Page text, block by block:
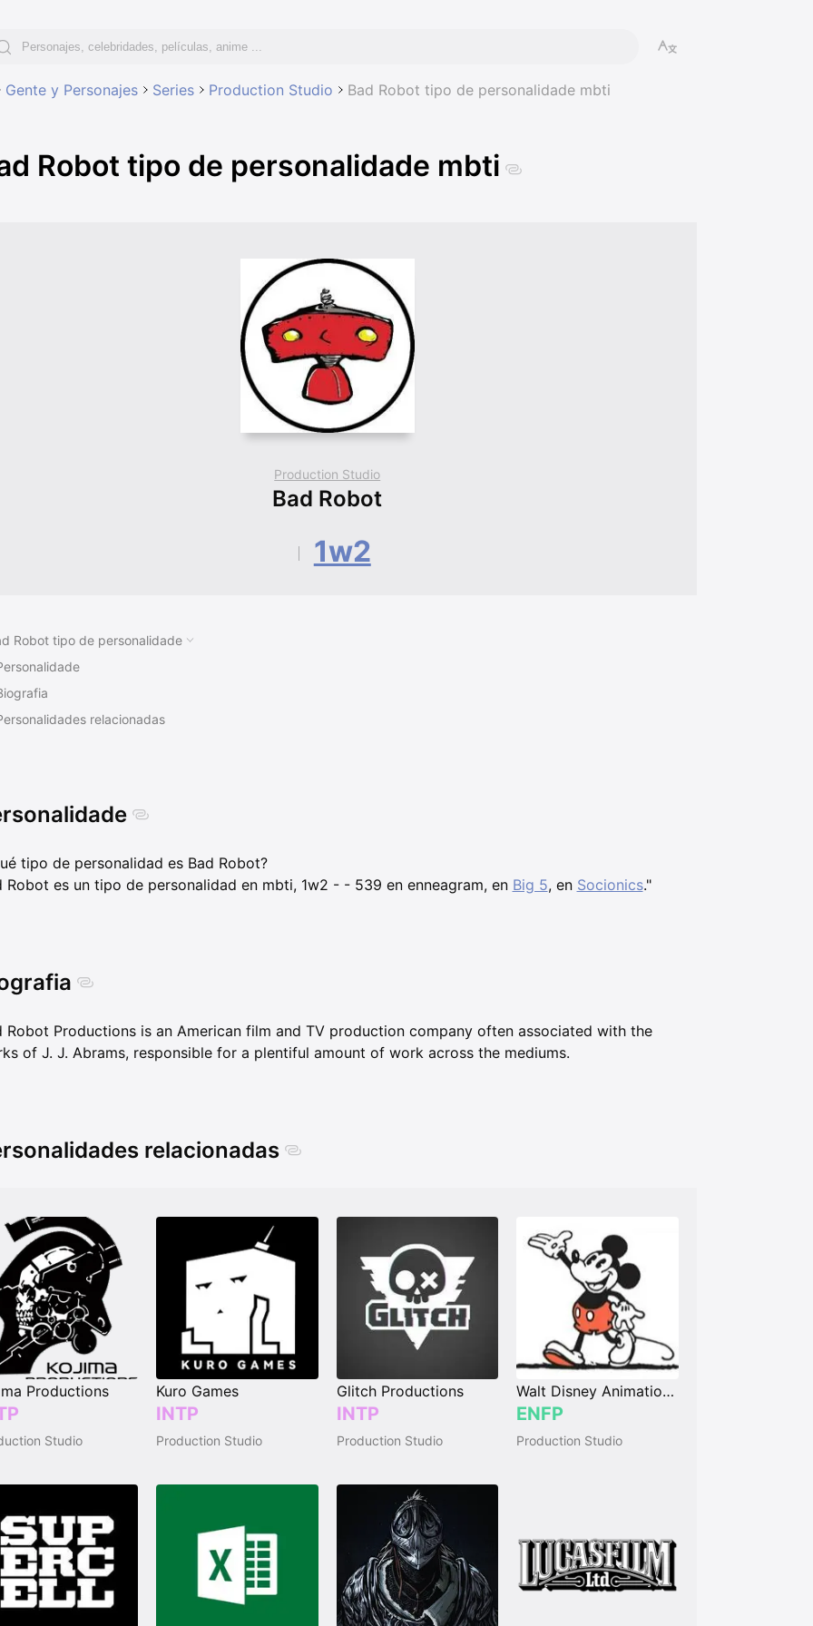
Gente y Personajes Series Production Studio Bad Robot tipo de personalidade mbti
Robot tipo de personalidade mbti
Production Studio
Bad Robot
1w2
Robot tipo de personalidade
relacionadas
tipo de personalidad es Bad Robot?
Robot es un tipo de personalidad en mbti, 1w2 - - 539 en enneagram, en Big 5, en Socionics."
Robot Productions is an American film and TV production company often associated with the
of J. J. Abrams, responsible for a plentiful amount of work across the mediums.
relacionadas
Productions
Studio
Kuro Games
INTP
Production Studio
Glitch Productions
INTP
Production Studio
Walt Disney Animation Studios
ENFP
Production Studio